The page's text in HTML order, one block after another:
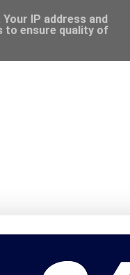
IP address and
to ensure quality of